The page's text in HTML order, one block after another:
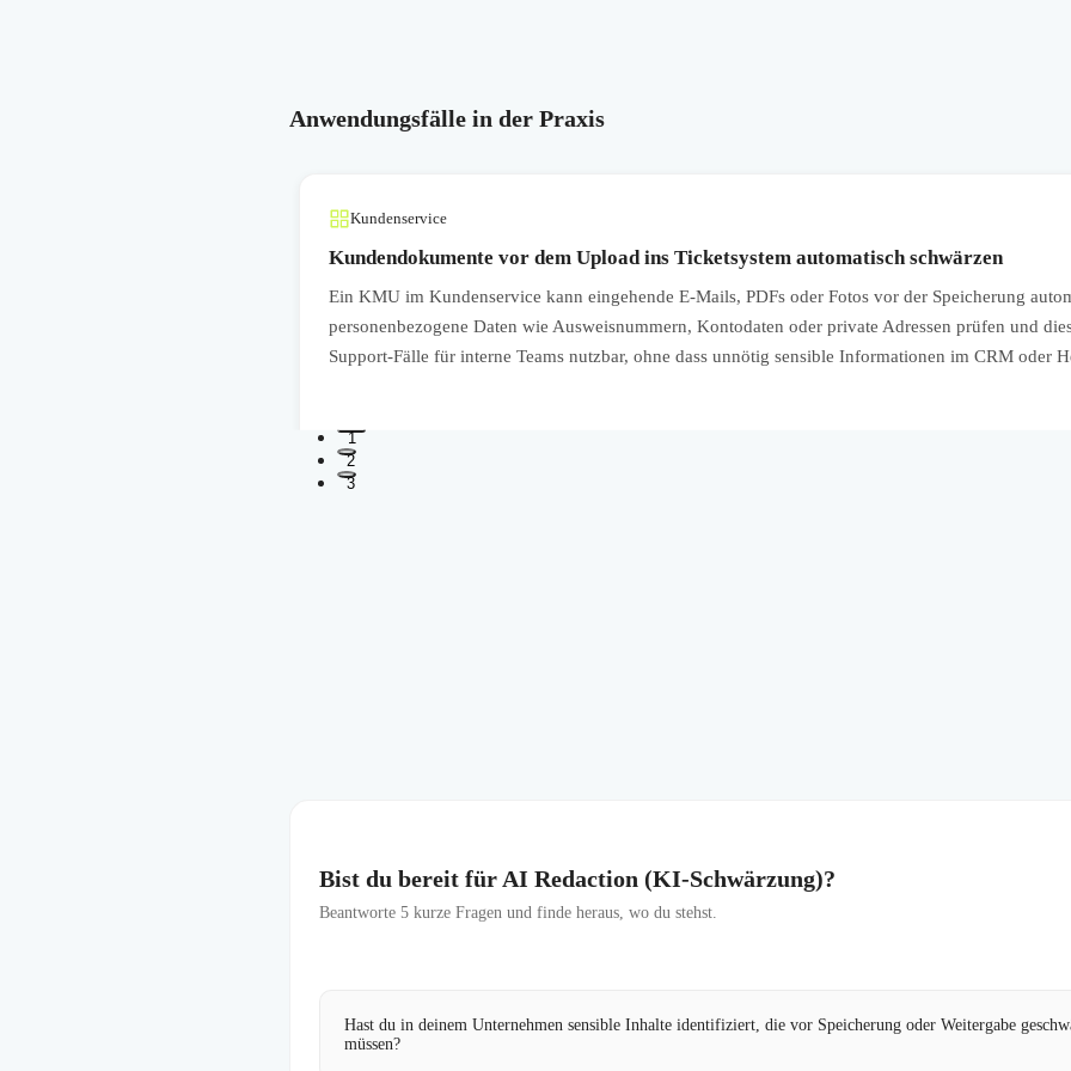
Anwendungsfälle in der Praxis
Kundenservice
Kundendokumente vor dem Upload ins Ticketsystem automatisch schwärzen
Ein KMU im Kundenservice kann eingehende E-Mails, PDFs oder Fotos vor der Speicherung
personenbezogene Daten wie Ausweisnummern, Kontodaten oder private Adressen prüfen und
Support-Fälle für interne Teams nutzbar, ohne dass unnötig sensible Informationen im CRM oder
1
2
3
Bist du bereit für AI Redaction (KI-Schwärzung)?
Beantworte 5 kurze Fragen und finde heraus, wo du stehst.
Hast du in deinem Unternehmen sensible Inhalte identifiziert, die vor Speicherung oder Weitergabe
müssen?